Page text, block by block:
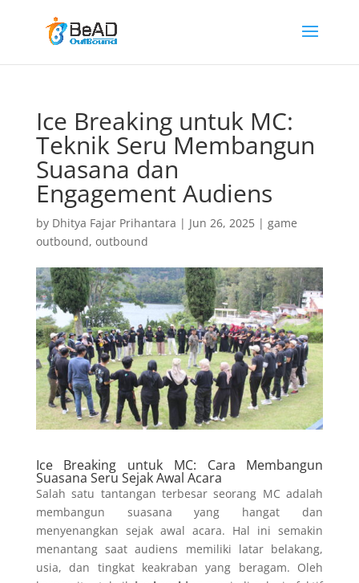
Ice Breaking untuk MC:
Teknik Seru Membangun
Suasana dan
Engagement Audiens
by Dhitya Fajar Prihantara | Jun 26, 2025| game
outbound, outbound
Ice Breaking untuk MC: Cara Membangun
Suasana Seru Sejak Awal Acara
Salah satu tantangan terbesar seorang MC adalah
membangun suasana yang hangat dan
menyenangkan sejak awal acara. Hal ini semakin
menantang saat audiens memiliki latar belakang,
usia, dan tingkat keakraban yang beragam. Oleh